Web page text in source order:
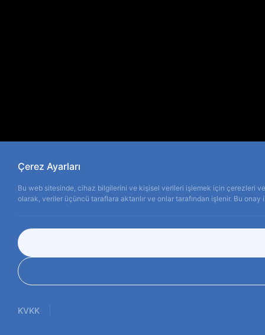
Çerez Ayarları
Bu web sitesinde, cihaz bilgilerini ve kişisel verileri işlemek için çerezleri
olarak, veriler üçüncü taraflara aktarılır ve onlar tarafından işlenir. Bu
KVKK